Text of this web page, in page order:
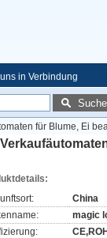
in Verbindung
Suche
für Blume, Ei
China
magic